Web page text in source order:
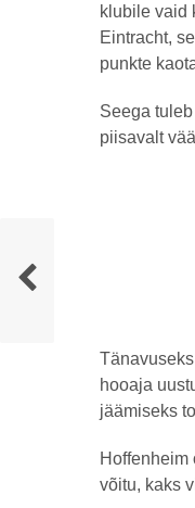
klubile vaid
Eintracht,
punkte
Seega
piisavalt
hooaja
jäämiseks
Hoffenheim
võitu, kaks